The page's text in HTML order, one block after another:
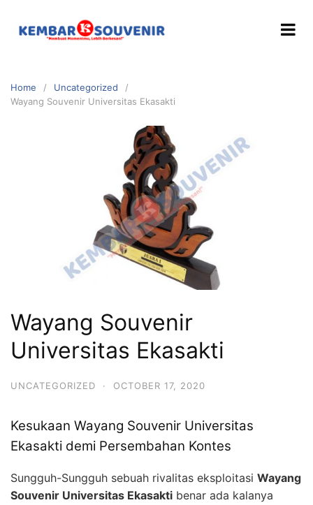
Home
Uncategorized
Wayang Souvenir Universitas Ekasakti
Wayang Souvenir
Universitas Ekasakti
UNCATEGORIZED · OCTOBER 17, 2020
Kesukaan Wayang Souvenir Universitas
Ekasakti demi Persembahan Kontes
Sungguh-Sungguh sebuah rivalitas eksploitasi Wayang
Souvenir Universitas Ekasakti benar ada kalanya